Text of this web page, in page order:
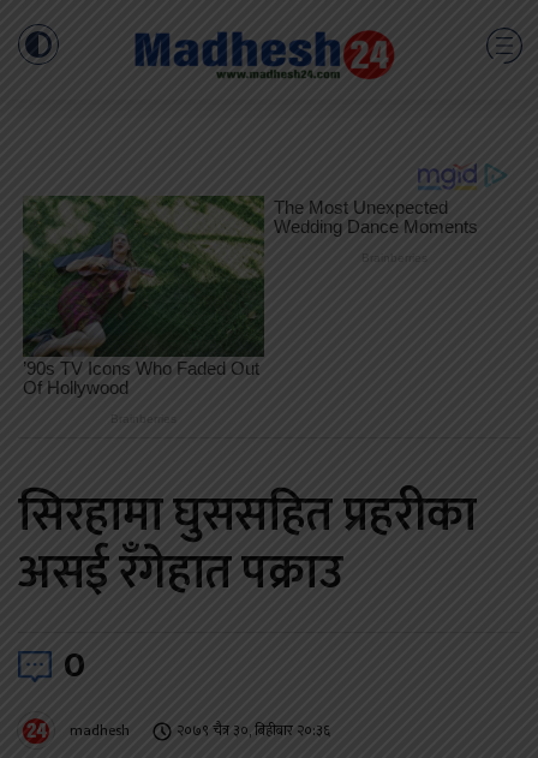
सिरहामा घुससहित प्रहरीका
असई रँगेहात पक्राउ
0
madhesh २०७९ चैत्र ३०, बिहीबार २०:३६